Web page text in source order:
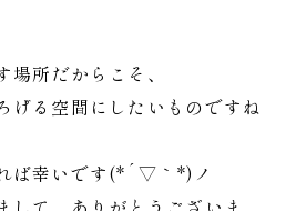
所だからこそ、
げる空間にしたいものですね
ば幸いです(*´▽｀*)ノ